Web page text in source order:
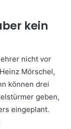
kein
nicht vor
Mörschel,
können drei
geben,
eingeplant.